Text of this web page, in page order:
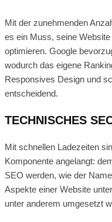
Mit der zunehmenden
es ein Muss, seine
optimieren. Google
wodurch das eigene
Responsives Design und
entscheidend.
TECHNISCHES
Mit schnellen Ladezeiten
Komponente angelangt:
SEO werden, wie der
Aspekte einer Website
unter anderem umgesetzt